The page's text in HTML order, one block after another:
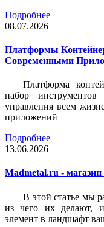
Подробнее
08.07.2026
Платформы
Современными
Платформа
набор
управления всем
приложений
Подробнее
13.06.2026
Madmetal.ru -
В этой статье мы
из чего их делают, и
элемент в ландшафт